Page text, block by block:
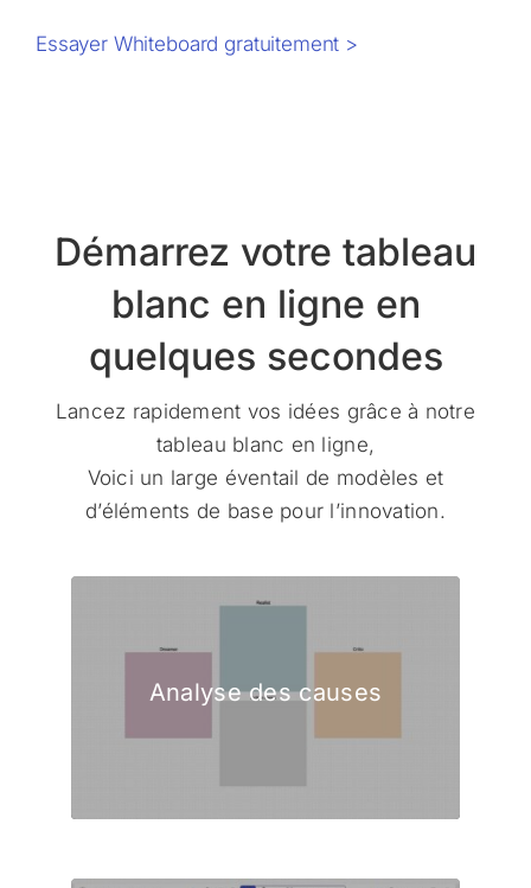
Essayer Whiteboard gratuitement >
Démarrez votre tableau
blanc en ligne en
quelques secondes
Lancez rapidement vos idées grâce à notre
tableau blanc en ligne,
Voici un large éventail de modèles et
d’éléments de base pour l’innovation.
Analyse des causes